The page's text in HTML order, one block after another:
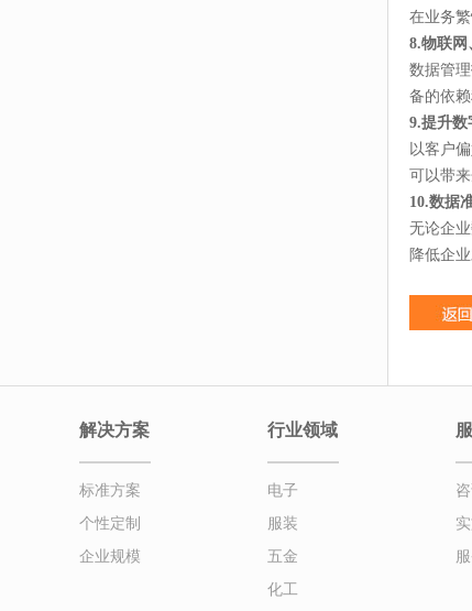
在业务
8.物联网
数据管
备的依
9.提升数
以客户
可以带来
10.数据
无论企
降低企
解决方案
标准方案
个性定制
企业规模
行业领域
电子
服装
五金
化工